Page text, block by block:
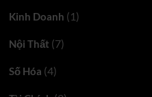
Kinh Doanh (1)
Nội Thất (7)
Số Hóa (4)